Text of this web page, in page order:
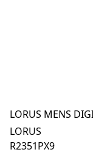
LORUS MENS
LORUS
R2351PX9